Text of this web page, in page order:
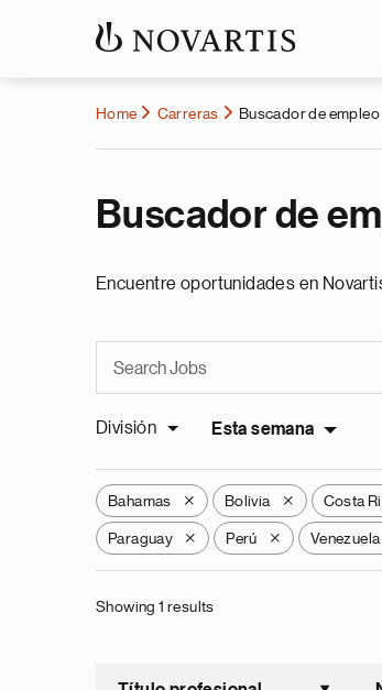
Home Carreras Buscador de empleo
Buscador de
Encuentre oportunidades en
División Esta semana
Bahamas X Bolivia X Costa
Paraguay X Perú X Venezuela
Showing 1 results